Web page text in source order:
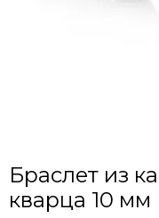
Браслет из
кварца 10 мм